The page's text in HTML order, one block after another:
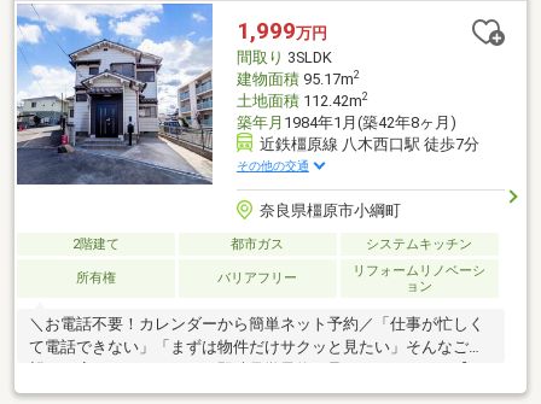
1,999万円
間取り 3SLDK
建物面積95.17m2
土地面積112.42m2
築年月 1984年1月(築42年8ヶ月)
近鉄橿原線 八木西口駅 徒歩7分
その他の交通
奈良県橿原市小綱町
2階建て 都市ガス システムキッチン
所有権 バリアフリー
リフォームリノベーシ
ョン
＼お電話不要！カレンダーから簡単ネット予約／「仕事が忙しく
て電話できない」「まずは物件だけサクッと見たい」そんなご要
フルリノベーション内容】玄関扉交換、外構工事(アプローチ改